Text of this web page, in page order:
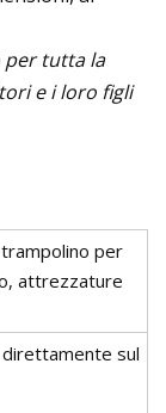
tutta la
e i loro figli
per
attrezzature
sul